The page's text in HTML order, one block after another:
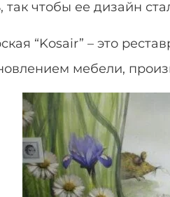
так чтобы ее дизайн
“Kosair” – это
мебели,